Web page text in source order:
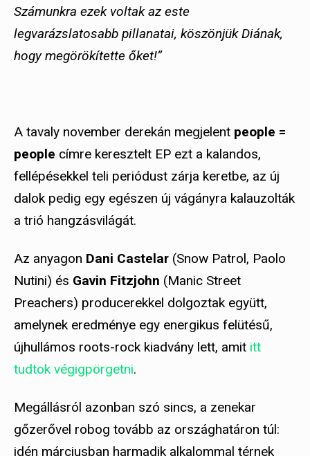
Számunkra ezek voltak az este
legvarázslatosabb pillanatai, köszönjük Diának,
hogy megörökítette őket!”
A tavaly november derekán megjelent people =
people címre keresztelt EP ezt a kalandos,
fellépésekkel teli periódust zárja keretbe, az új
dalok pedig egy egészen új vágányra kalauzolták
a trió hangzásvilágát.
Az anyagon Dani Castelar (Snow Patrol, Paolo
Nutini) és Gavin Fitzjohn (Manic Street
Preachers) producerekkel dolgoztak együtt,
amelynek eredménye egy energikus felütésű,
újhullámos roots-rock kiadvány lett, amit itt
tudtok végigpörgetni.
Megállásról azonban szó sincs, a zenekar
gőzerővel robog tovább az országhatáron túl:
idén márciusban harmadik alkalommal térnek